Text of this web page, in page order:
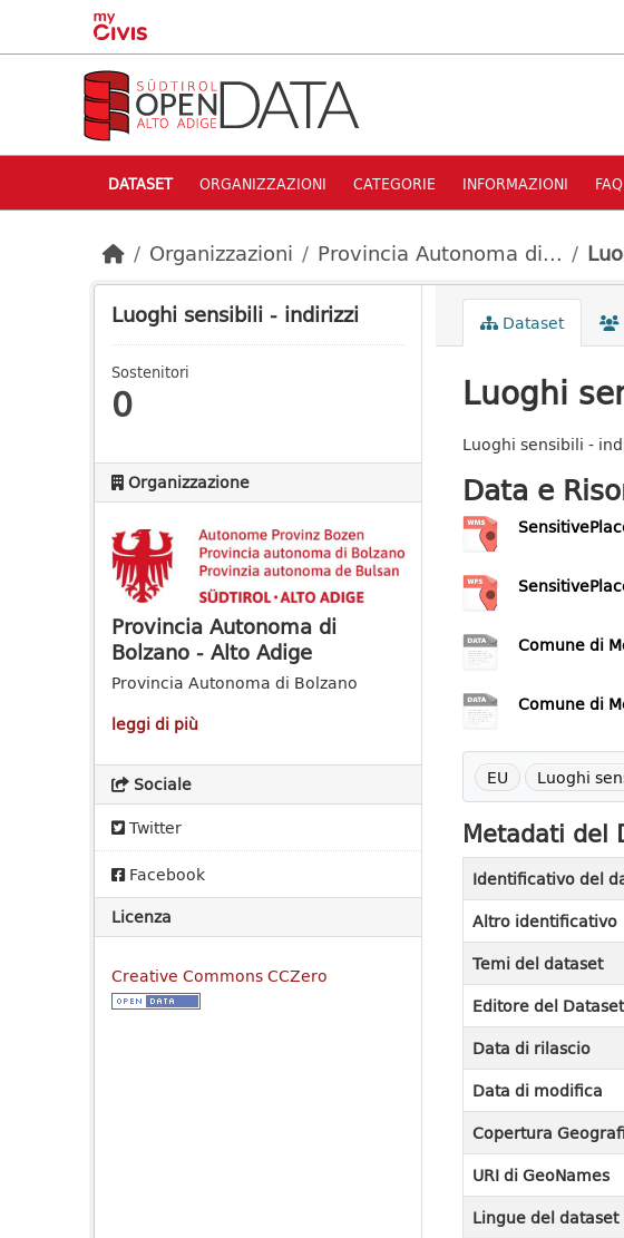
Skip to main content
DATASET ORGANIZZAZIONI CATEGORIE INFORMAZIONI FAQ
Organizzazioni Provincia Autonoma di...
Luoghi sensibili - indirizzi
Sostenitori
0
Organizzazione
Provincia Autonoma di
Bolzano - Alto Adige
Provincia Autonoma di Bolzano
leggi di più
Sociale
Twitter
Facebook
Licenza
Creative Commons CCZero
Dataset
Luoghi
Luoghi sensibili -
Data e
Comune di
Comune di
EU Luoghi
Metadati del
Identificativo del
Altro identificativo
Temi del dataset
Editore del Dataset
Data di rilascio
Data di modifica
Copertura
URI di GeoNames
Lingue del dataset